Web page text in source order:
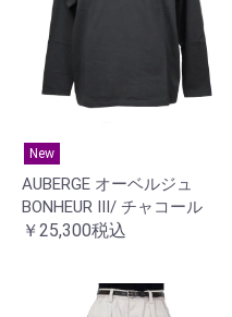
New
AUBERGE オーベルジュ
BONHEUR Ⅲ/ チャコール
￥25,300税込